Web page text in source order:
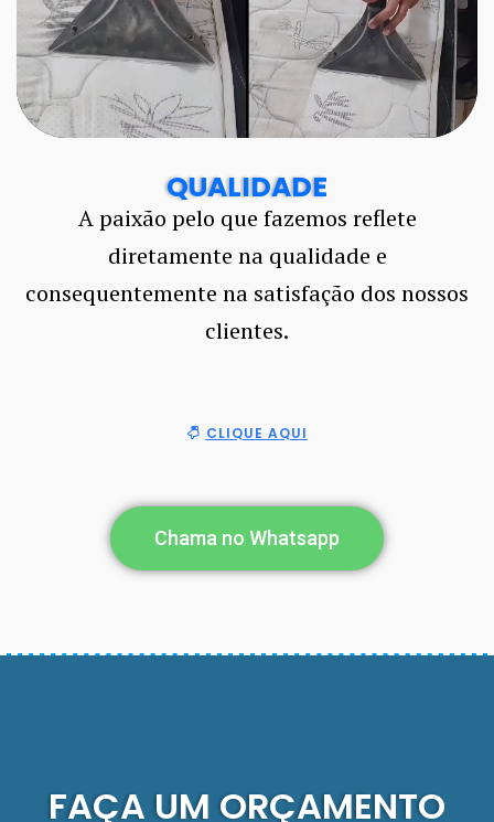
QUALIDADE
A paixão pelo que fazemos reflete
diretamente na qualidade e
consequentemente na satisfação dos nossos
clientes.
CLIQUE AQUI
Chama no Whatsapp
FAÇA UM ORÇAMENTO